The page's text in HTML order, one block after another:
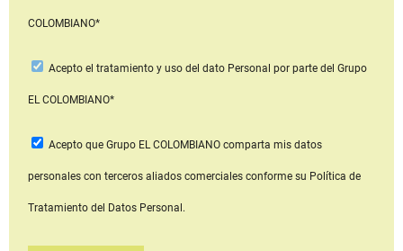
COLOMBIANO*
Acepto el tratamiento y uso del dato Personal por parte del Grupo
EL COLOMBIANO*
Acepto que Grupo EL COLOMBIANOcomparta mis datos
personales con terceros aliados comerciales conforme su Política de
Tratamiento del Datos Personal.